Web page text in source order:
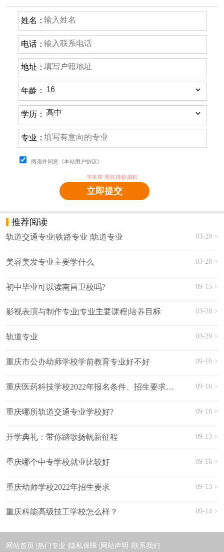
姓名：
电话：
地址：
年龄：
学历：
专业：
阅读并同意《本站用户协议》
学来帮 帮你择校调剂
立即提交
推荐阅读
轨道交通专业|铁路专业 |轨道专业 03-29 >
美容美发专业主要学什么 03-28 >
初中毕业可以读南昌卫校吗? 09-15 >
影视表演与制作专业|专业主要课程|培养目标 03-28 >
轨道专业 03-29 >
重庆市公办幼师学校学前教育专业好不好 09-16 >
重庆医药科技学校2022年报名条件、招生要求、招生对象 09-16 >
重庆哪所轨道交通专业学校好? 09-16 >
开学典礼：带你踏歌扬帆新征程 09-13 >
重庆哪个中专学校就业比较好 09-16 >
重庆幼师学校2022年招生要求 09-13 >
重庆科能高级技工学校怎么样？ 09-14 >
网站首页 |热门专业 |隐私保障 |网站声明 |联系我们